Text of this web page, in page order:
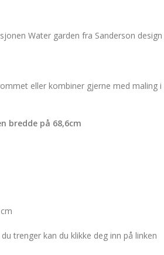
Water garden fra Sanderson design
eller kombiner gjerne med maling i
bredde på 68,6cm
trenger kan du klikke deg inn på linken